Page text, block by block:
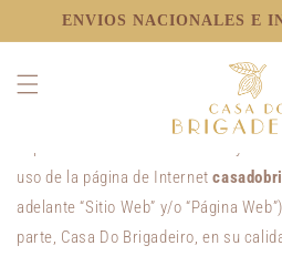
DIRECTAMENTE
AL CONTENIDO
ENVIOS NACIONALES E
Términos y
uso de la página de Internet
adelante “Sitio Web” y/o “Página
parte, Casa Do Brigadeiro, en su